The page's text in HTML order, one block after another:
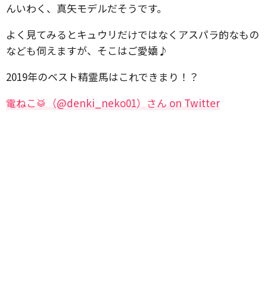
んいわく、真矢モデルだそうです。
よく見てみるとキュウリだけではなくアスパラ的なもの
なども伺えますが、そこはご愛嬌♪
2019年のベスト精霊馬はこれできまり！？
電ねこ🥁（@denki_neko01）さん on Twitter